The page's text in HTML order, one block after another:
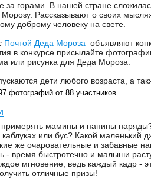
за горами. В нашей стране
Рассказывают о своих
доброму человеку на свете.
Почтой Деда Мороза объявляют
в конкурсе присылайте
или рисунка для Деда Мороза.
дети любого возраста, а
фотографий от 88 участников
примерять мамины и папины
или бус? Какой маленький
же очаровательные и забавные
- время быстротечно и малыши
мгновение, ведь каждый кадр -
отличные призы!